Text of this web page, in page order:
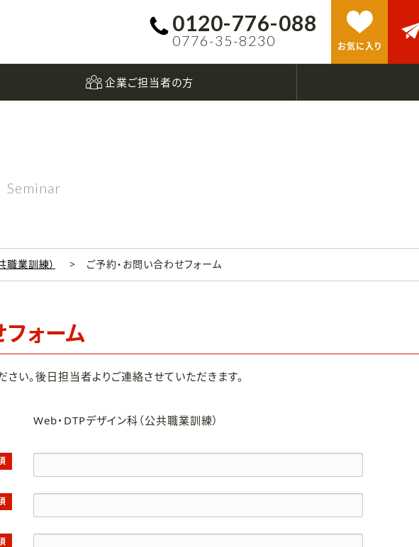
0120-776-088
0776-35-8230 お気に入り
企業ご担当者の方
Seminar
職業訓練） ご予約・お問い合わせフォーム
ォーム
い。後日担当者よりご連絡させていただきます。
Web・DTPデザイン科（公共職業訓練）